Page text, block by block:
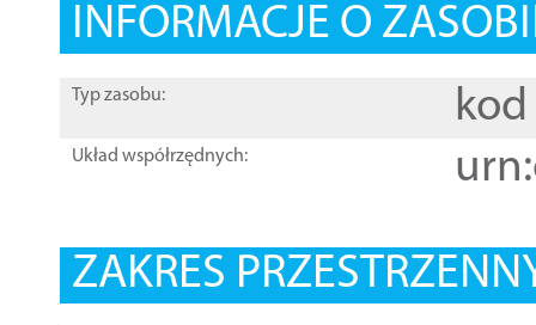
INFORMACJE O
Typ zasobu: kod
Układ współrzędnych:
ZAKRES